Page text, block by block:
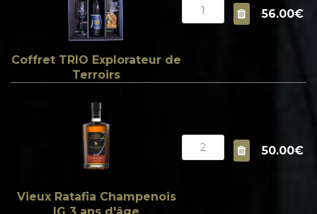
Coffret TRIO Explorateur de
Terroirs
56.00€
Vieux Ratafia Champenois
50.00€